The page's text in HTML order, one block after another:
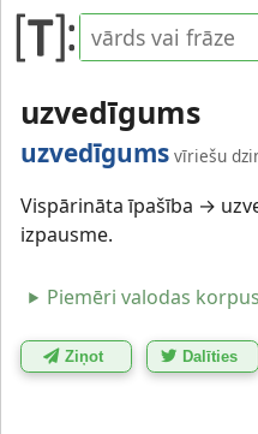
uzvedīgums
uzvedīgums vīriešu
Vispārināta īpašība →
izpausme.
Piemēri valodas
Ziņot Dalīties